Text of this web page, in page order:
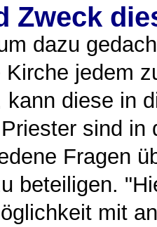
Zweck
dazu
Kirche jedem
kann diese in
sind in
Fragen
beteiligen.
mit